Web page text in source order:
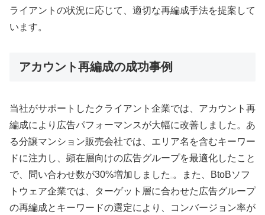
ライアントの状況に応じて、適切な再編成手法を提案して
います。
アカウント再編成の成功事例
当社がサポートしたクライアント企業では、アカウント再
編成により広告パフォーマンスが大幅に改善しました。あ
る分譲マンション販売会社では、エリア名を含むキーワー
ドに注力し、顕在層向けの広告グループを最適化したこと
で、問い合わせ数が30%増加しました 。また、BtoBソフ
トウェア企業では、ターゲット層に合わせた広告グループ
の再編成とキーワードの選定により、コンバージョン率が